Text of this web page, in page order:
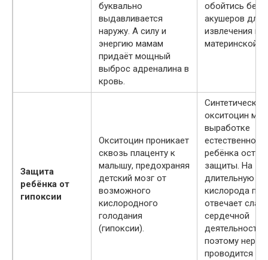
буквально
выдавливается
наружу. А силу и
энергию мамам
придаёт мощный
выброс адреналина в
кровь.
обойтись без
акушеров для
извлечения
материнской
Защита
ребёнка от
гипоксии
Окситоцин проникает
сквозь плаценту к
малышу, предохраняя
детский мозг от
возможного
кислородного
голодания
(гипоксии).
Синтетический
окситоцин
выработке
ребёнка
защиты. На
длительную
кислорода
отвечает
сердечной
поэтому
проводится